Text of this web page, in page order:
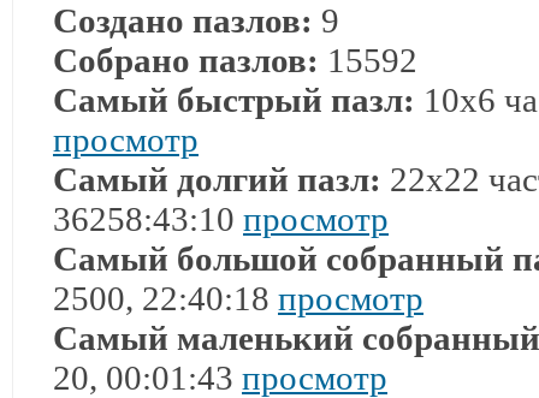
Создано пазлов: 9
Собрано пазлов: 15592
Самый быстрый пазл: 10x6
просмотр
Самый долгий пазл: 22x22
36258:43:10 просмотр
Самый большой собранный
2500, 22:40:18 просмотр
Самый маленький
20, 00:01:43 просмотр